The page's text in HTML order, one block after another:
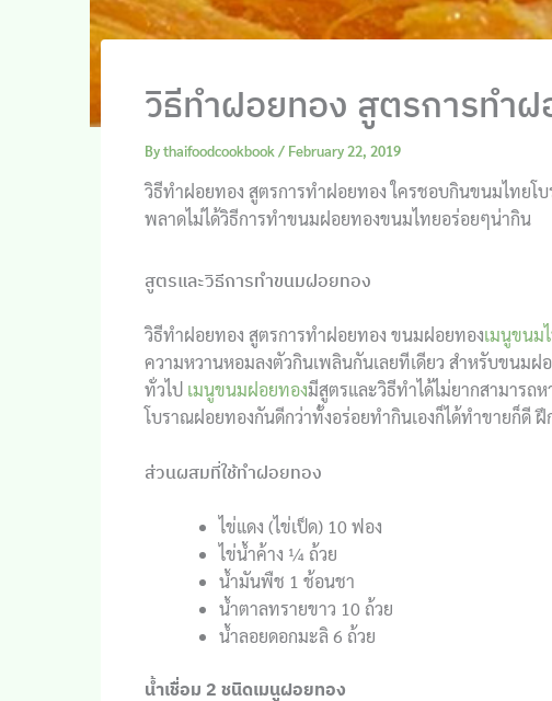
วิธีทำฝอยทอง สูตรการทำฝ
Bythaifoodcookbook / February 22, 2019
วิธีทำฝอยทอง สูตรการทำฝอยทอง ใครชอบกินขนมไทยโ
พลาดไม่ได้วิธีการทำขนมฝอยทองขนมไทยอร่อยๆน่ากิน
สูตรและวิธีการทำขนมฝอยทอง
วิธีทำฝอยทอง สูตรการทำฝอยทอง ขนมฝอยทองเมนูขนม
ความหวานหอมลงตัวกินเพลินกันเลยทีเดียว สำหรับขนมฝ
ทั่วไป เมนูขนมฝอยทองมีสูตรและวิธีทำได้ไม่ยากสามารถ
โบราณฝอยทองกันดีกว่าทั้งอร่อยทำกินเองก็ได้ทำขายก็ดี ฝึ
ส่วนผสมที่ใช้ทำฝอยทอง
ไข่แดง (ไข่เป็ด) 10 ฟอง
ไข่น้ำค้าง ¼ ถ้วย
น้ำมันพืช 1 ช้อนชา
น้ำตาลทรายขาว 10 ถ้วย
น้ำลอยดอกมะลิ 6 ถ้วย
น้ำเชื่อม 2 ชนิดเมนูฝอยทอง